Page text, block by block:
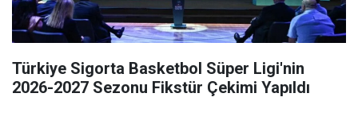
Türkiye Sigorta Basketbol Süper Ligi'nin
2026-2027 Sezonu Fikstür Çekimi Yapıldı